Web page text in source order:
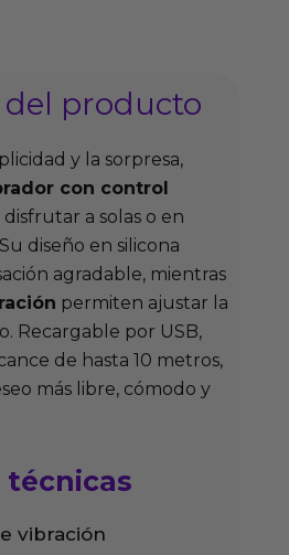
del producto
y la sorpresa,
con control
a solas o en
diseño en silicona
agradable, mientras
permiten ajustar la
Recargable por USB,
de hasta 10 metros,
más libre, cómodo y
técnicas
vibración